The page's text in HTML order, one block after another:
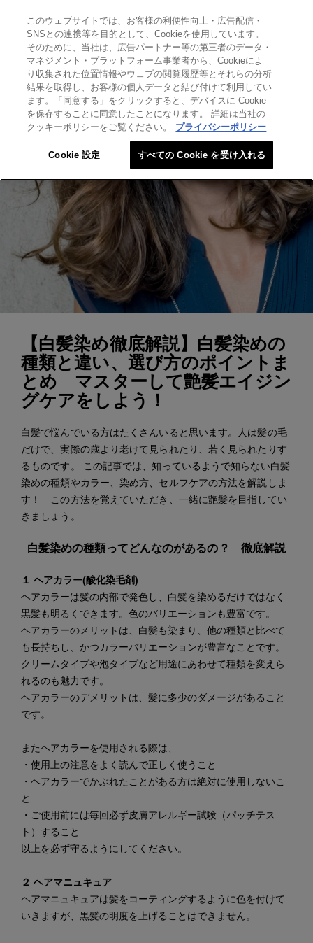
SEARCH THIS SITE
【白髪染め徹底解説】白髪染めの
種類と違い、選び方のポイントま
とめ マスターして艶髪エイジン
グケアをしよう！
白髪で悩んでいる方はたくさんいると思います。人は髪の毛
だけで、実際の歳より老けて見られたり、若く見られたりす
るものです。 この記事では、知っているようで知らない白髪
染めの種類やカラー、染め方、セルフケアの方法を解説しま
す！ この方法を覚えていただき、一緒に艶髪を目指してい
きましょう。
白髪染めの種類ってどんなのがあるの？ 徹底解説
１ ヘアカラー(酸化染毛剤)
ヘアカラーは髪の内部で発色し、白髪を染めるだけではなく
黒髪も明るくできます。色のバリエーションも豊富です。
ヘアカラーのメリットは、白髪も染まり、他の種類と比べて
も長持ちし、かつカラーバリエーションが豊富なことです。
クリームタイプや泡タイプなど用途にあわせて種類を変えら
れるのも魅力です。
ヘアカラーのデメリットは、髪に多少のダメージがあること
です。
またヘアカラーを使用される際は、
・使用上の注意をよく読んで正しく使うこと
・ヘアカラーでかぶれたことがある方は絶対に使用しないこ
と
・ご使用前には毎回必ず皮膚アレルギー試験（パッチテス
ト）すること
以上を必ず守るようにしてください。
２ ヘアマニュキュア
ヘアマニュキュアは髪をコーティングするように色を付けて
いきますが、黒髪の明度を上げることはできません。
このウェブサイトでは、お客様の利便性向上・広告配信・
SNSとの連携等を目的として、Cookieを使用しています。
そのために、当社は、広告パートナー等の第三者のデータ・
マネジメント・プラットフォーム事業者から、Cookieによ
り収集された位置情報やウェブの閲覧履歴等とそれらの分析
結果を取得し、お客様の個人データと結び付けて利用してい
ます。「同意する」をクリックすると、デバイスに Cookie
を保存することに同意したことになります。 詳細は当社の
クッキーポリシーをご覧ください。
プライバシーポリシー
Cookie 設定 すべての Cookie を受け入れる